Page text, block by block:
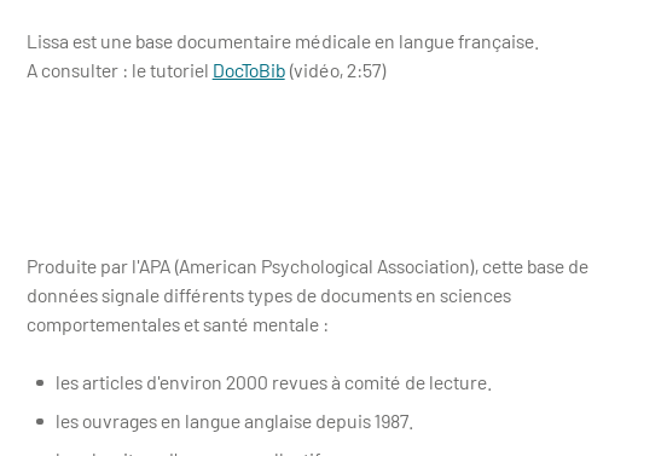
Lissa est une base documentaire médicale en langue française.
A consulter : le tutoriel DocToBib(vidéo, 2:57)
Produite par l'APA (American Psychological Association), cette base de
données signale différents types de documents en sciences
comportementales et santé mentale :
les articles d'environ 2000 revues à comité de lecture.
les ouvrages en langue anglaise depuis 1987.